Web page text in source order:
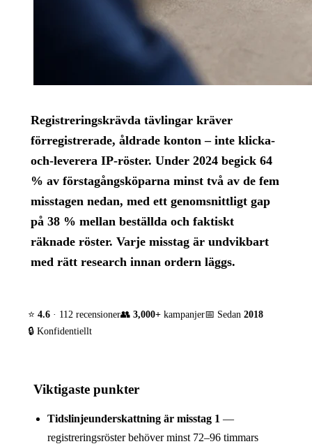
Registreringskrävda tävlingar kräver
förregistrerade, åldrade konton – inte klicka-
och-leverera IP-röster. Under 2024 begick 64
% av förstagångsköparna minst två av de fem
misstagen nedan, med ett genomsnittligt gap
på 38 % mellan beställda och faktiskt
räknade röster. Varje misstag är undvikbart
med rätt research innan ordern läggs.
⭐ 4.6 · 112 recensioner👥 3,000+ kampanjer📅 Sedan 2018
🔒 Konfidentiellt
Viktigaste punkter
Tidslinjeunderskattning är misstag 1 —
registreringsröster behöver minst 72–96 timmars